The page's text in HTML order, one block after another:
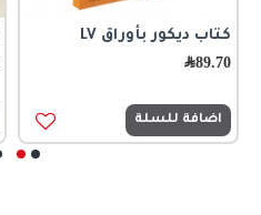
كتاب ديكور بأوراق LV
89.70﷼
اضافة للسلة